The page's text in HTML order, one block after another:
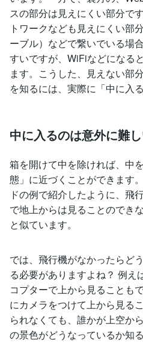
スの部分は見えにくい部分で
トワークなども見えにくい部
ーブル）などで繋いでいる場
すいですが、WiFiなどになる
ます。こうした、見えない部
を知るには、実際に「中に入
中に入るのは意外に難
箱を開けて中を除ければ、中
態」に近づくことができます
ドの例で紹介したように、飛
で地上からは見ることのでき
と似ています。
では、飛行機がなかったらど
る必要がありますよね？ 例え
コプターで上から見ることも
にカメラをつけて上から見る
られなくても、誰かが上空か
の景色がどうなっているか知